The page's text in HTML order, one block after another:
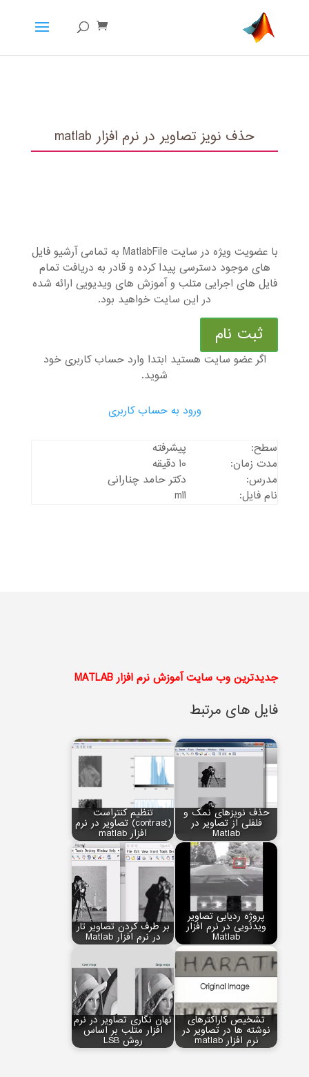
حذف نویز تصاویر در نرم افزار matlab
با عضویت ویژه در سایت MatlabFile به تمامی آرشیو فایل
های موجود دسترسی پیدا کرده و قادر به دریافت تمام
فایل های اجرایی متلب و آموزش های ویدیویی ارائه شده
در این سایت خواهید بود.
ثبت نام
اگر عضو سایت هستید ابتدا وارد حساب کاربری خود
شوید.
ورود به حساب کاربری
سطح:
پیشرفته
مدت زمان:
10 دقیقه
مدرس:
دکتر حامد چنارانی
نام فایل:
m11
جدیدترین وب سایت آموزش نرم افزار MATLAB
فایل های مرتبط
حذف نویزهای نمک و
فلفلی از تصاویر در
Matlab
تنظیم کنتراست
(contrast) تصاویر در نرم
افزار matlab
پروژه ردیابی تصاویر
ویدئویی در نرم افزار
Matlab
بر طرف کردن تصاویر تار
در نرم افزار Matlab
تشخیص کاراکترهای
نوشته ها در تصاویر در
نرم افزار matlab
نهان نگاری تصاویر در نرم
افزار متلب بر اساس
روش LSB